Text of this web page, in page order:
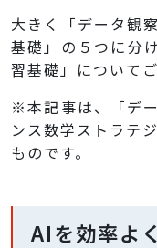
大きく「データ観
基礎」の５つに分
習基礎」についてご
※本記事は、「デ
ンス数学ストラテ
ものです。
AIを効率よ